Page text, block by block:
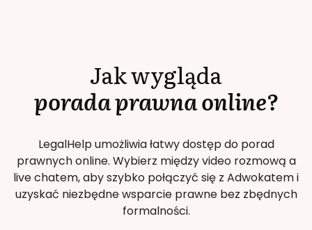
Jak wygląda
porada prawna online?
LegalHelp umożliwia łatwy dostęp do porad
prawnych online. Wybierz między video rozmową a
live chatem, aby szybko połączyć się z Adwokatem i
uzyskać niezbędne wsparcie prawne bez zbędnych
formalności.